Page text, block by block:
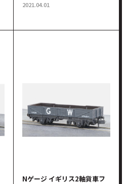
2021.04.01
Nゲージ イギリス2軸貨車フ